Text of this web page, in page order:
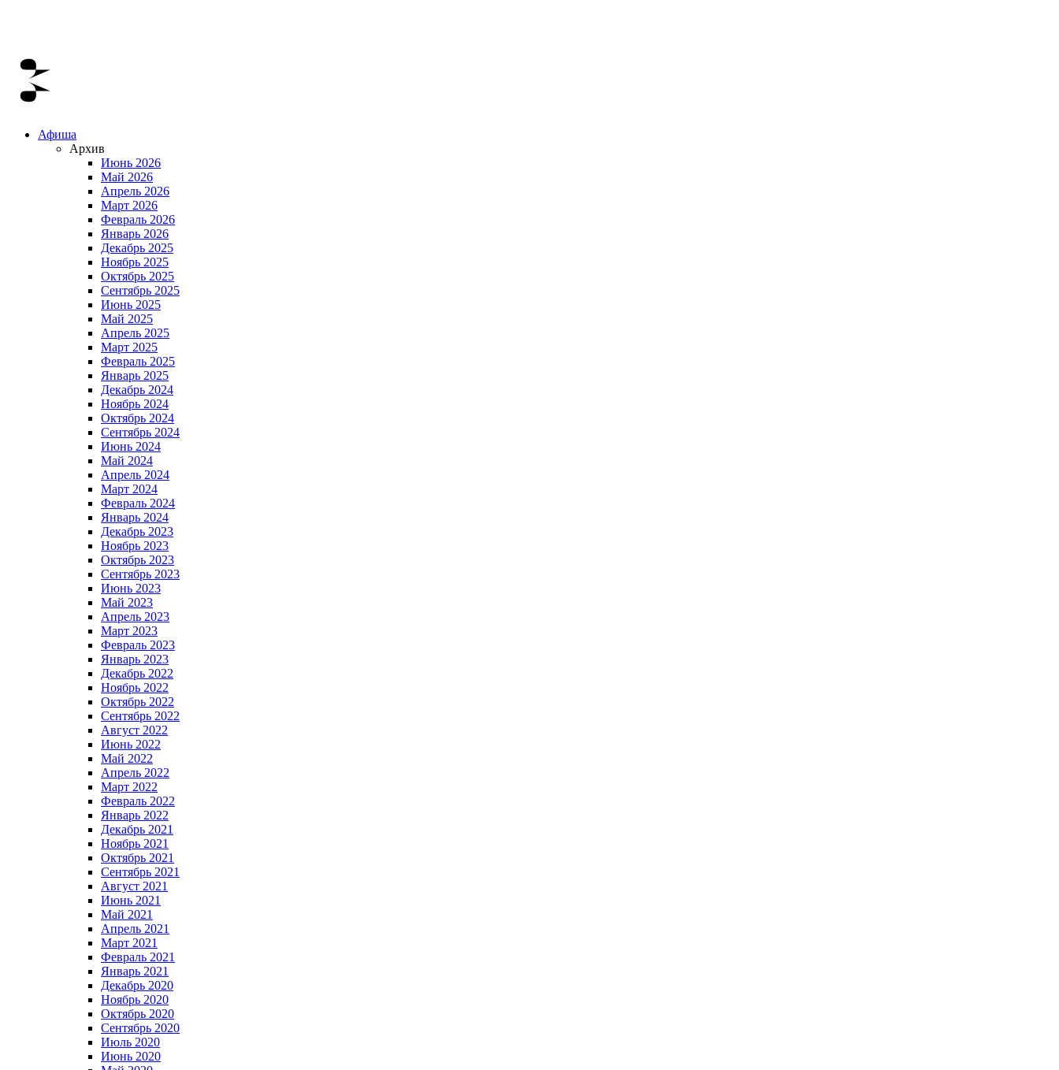
Афиша
Архив
Июнь 2026
Май 2026
Апрель 2026
Март 2026
Февраль 2026
Январь 2026
Декабрь 2025
Ноябрь 2025
Октябрь 2025
Сентябрь 2025
Июнь 2025
Май 2025
Апрель 2025
Март 2025
Февраль 2025
Январь 2025
Декабрь 2024
Ноябрь 2024
Октябрь 2024
Сентябрь 2024
Июнь 2024
Май 2024
Апрель 2024
Март 2024
Февраль 2024
Январь 2024
Декабрь 2023
Ноябрь 2023
Октябрь 2023
Сентябрь 2023
Июнь 2023
Май 2023
Апрель 2023
Март 2023
Февраль 2023
Январь 2023
Декабрь 2022
Ноябрь 2022
Октябрь 2022
Сентябрь 2022
Август 2022
Июнь 2022
Май 2022
Апрель 2022
Март 2022
Февраль 2022
Январь 2022
Декабрь 2021
Ноябрь 2021
Октябрь 2021
Сентябрь 2021
Август 2021
Июнь 2021
Май 2021
Апрель 2021
Март 2021
Февраль 2021
Январь 2021
Декабрь 2020
Ноябрь 2020
Октябрь 2020
Сентябрь 2020
Июль 2020
Июнь 2020